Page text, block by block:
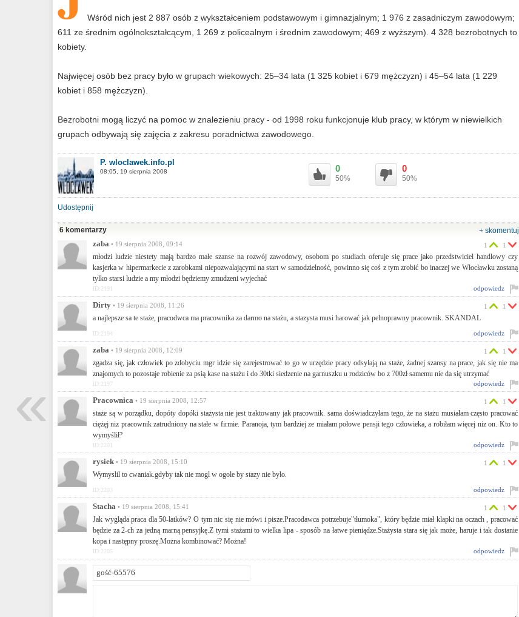
Wśród nich jest 2 887 osób z wykształceniem podstawowym i gimnazjalnym; 1 976 z zasadniczym zawodowym;
611 ze średnim ogólnokształcącym, 1 269 z policealnym i średnim zawodowym; 469 z wyższym). 4 328 bezrobotnych to
kobiety.
Najwięcej osób bez pracy było w grupach wiekowych: 25–34 lata (1 325 kobiet i 679 mężczyzn) i 45–54 lata (1 229
kobiet i 858 mężczyzn).
Bezrobotni mogą liczyć na pomoc w znalezieniu pracy - od 1998 roku funkcjonuje klub pracy, w którym w niewielkich
grupach odbywają się zajęcia z zakresu poradnictwa zawodowego.
P. wloclawek.info.pl
08:05, 19 sierpnia 2008 0
50%
0
50%
Udostępnij
6 komentarzy
+ skomentuj
zaba • 19 sierpnia 2008, 09:14
młodzi ludzie niestety mają bardzo małe szanse na rozwój zawodowy, osobom po studiach oferuje się prace jako przedstwiciel handlowy czy
kasjerka w hipermarkecie z zarobkami niepozwalającymi na start w samodzielność, powinno się coś z tym zrobić bo inaczej we Włocławku zostaną
tylko starsi ludzie a my młodzi będziemy zmudzeni wyjechać
1 1
odpowiedz
ID:2191
Dirty • 19 sierpnia 2008, 11:26
a najlepsze sa te staże, pracodwca ma pracownika za darmo na stażu, a stazysta musi harować jak pelnoprawny pracownik. SKANDAL
1 1
odpowiedz
ID:2194
zaba • 19 sierpnia 2008, 12:09
zgadza się, jak człowiek po zdobyciu mgr idzie się zarejestrować to go w urzędzie pracy odsyłają na staże, żadnej szansy na prace, jak się nie ma
znajomych to pozostaje robienie za psią kase na stażu i do 30tki siedzenie na garnuszku u rodziców bo z 700zł samemu nie da się utrzymać
1 1
odpowiedz
ID:2197
Pracownica • 19 sierpnia 2008, 12:57
staże są w porządku, dopóty dopóki stażysta nie jest traktowany jak pracownik. sama doświadczyłam tego, że na stażu musiałam często pracować
ciężęj niz pracownik zatrudniony na stałe w firmie. Paranoja, tym bardziej ze miałam połowe pensji tego człowieka, a robiłam więcej niz on. Kto to
wymyślił?
1 1
odpowiedz
ID:2201
rysiek • 19 sierpnia 2008, 15:10
Wymyslil to cwaniak.gdyby tak nie mogl w ogole by stazy nie bylo.
1 1
odpowiedz
ID:2203
Stacha • 19 sierpnia 2008, 15:41
Jak wygląda praca dla 50-latków? O tym nic się nie mówi i pisze.Pracodawca potrzebuje"tłumoka", który będzie miał klapki na oczach , pracować
będzie za 2-ch za jedną marną pensyjkę.Z tymi stażami to wielka lipa - sposób na łatwe pieniądze.Stażysta stara się jak może, haruje i tak dostanie
kopa i następny proszę.Można kombinować? Można!
1 1
odpowiedz
ID:2205
«